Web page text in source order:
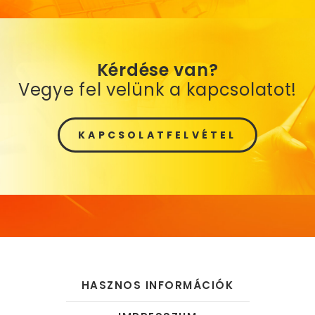
Kérdése van?
Vegye fel velünk a kapcsolatot!
KAPCSOLATFELVÉTEL
HASZNOS INFORMÁCIÓK